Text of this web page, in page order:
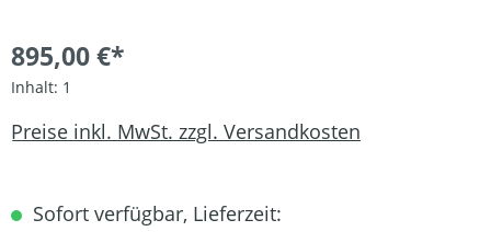
895,00 €*
Inhalt: 1
Preise inkl. MwSt. zzgl. Versandkosten
Sofort verfügbar, Lieferzeit: